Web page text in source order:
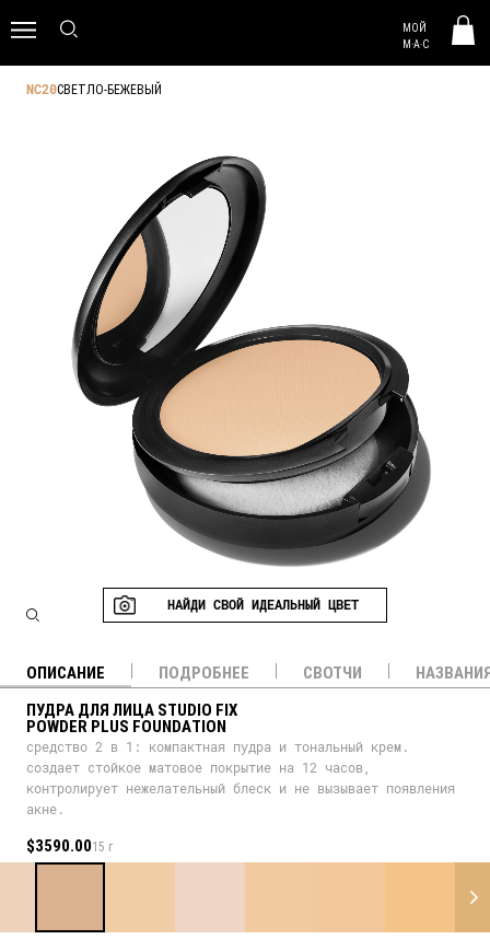
МОЙ
M·A·C
NC20СВЕТЛО-БЕЖЕВЫЙ
НАЙДИ СВОЙ ИДЕАЛЬНЫЙ ЦВЕТ
ОПИСАНИЕ ПОДРОБНЕЕ СВОТЧИ
ПУДРА ДЛЯ ЛИЦА STUDIO FIX
POWDER PLUS FOUNDATION
средство 2 в 1: компактная пудра и тональный крем.
создает стойкое матовое покрытие на 12 часов,
контролирует нежелательный блеск и не вызывает появления
акне.
$3590.0015 г